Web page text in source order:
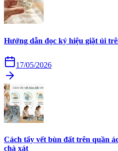
Hướng dẫn đọc ký hiệu giặt ủi
17/05/2026
Cách tẩy vết bùn đất trên quần
chà xát